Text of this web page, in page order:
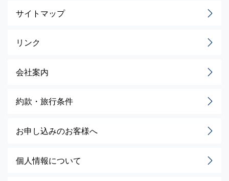
サイトマップ
リンク
会社案内
約款・旅行条件
お申し込みのお客様へ
個人情報について